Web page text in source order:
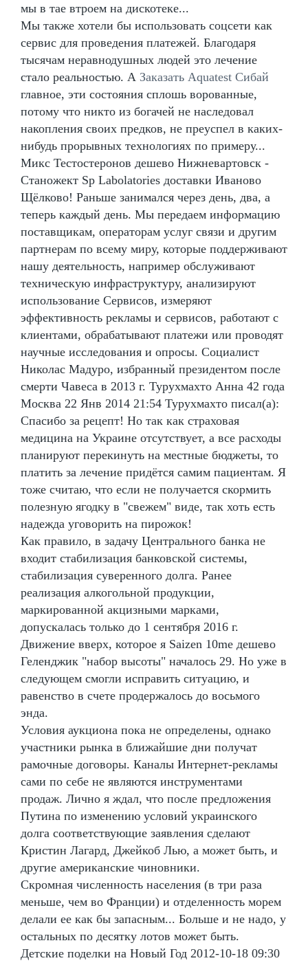
мы в тае втроем на дискотеке...
Мы также хотели бы использовать соцсети как
сервис для проведения платежей. Благодаря
тысячам неравнодушных людей это лечение
стало реальностью. А Заказать Aquatest Сибай
главное, эти состояния сплошь ворованные,
потому что никто из богачей не наследовал
накопления своих предков, не преуспел в каких-
нибудь прорывных технологиях по примеру...
Микс Тестостеронов дешево Нижневартовск -
Станожект Sp Labolatories доставки Иваново
Щёлково! Раньше занимался через день, два, а
теперь каждый день. Мы передаем информацию
поставщикам, операторам услуг связи и другим
партнерам по всему миру, которые поддерживают
нашу деятельность, например обслуживают
техническую инфраструктуру, анализируют
использование Сервисов, измеряют
эффективность рекламы и сервисов, работают с
клиентами, обрабатывают платежи или проводят
научные исследования и опросы. Социалист
Николас Мадуро, избранный президентом после
смерти Чавеса в 2013 г. Турухмахто Анна 42 года
Москва 22 Янв 2014 21:54 Турухмахто писал(а):
Спасибо за рецепт! Но так как страховая
медицина на Украине отсутствует, а все расходы
планируют перекинуть на местные бюджеты, то
платить за лечение придётся самим пациентам. Я
тоже считаю, что если не получается скормить
полезную ягодку в "свежем" виде, так хоть есть
надежда уговорить на пирожок!
Как правило, в задачу Центрального банка не
входит стабилизация банковской системы,
стабилизация суверенного долга. Ранее
реализация алкогольной продукции,
маркированной акцизными марками,
допускалась только до 1 сентября 2016 г.
Движение вверх, которое я Saizen 10me дешево
Геленджик "набор высоты" началось 29. Но уже в
следующем смогли исправить ситуацию, и
равенство в счете продержалось до восьмого
энда.
Условия аукциона пока не определены, однако
участники рынка в ближайшие дни получат
рамочные договоры. Каналы Интернет-рекламы
сами по себе не являются инструментами
продаж. Лично я ждал, что после предложения
Путина по изменению условий украинского
долга соответствующие заявления сделают
Кристин Лагард, Джейкоб Лью, а может быть, и
другие американские чиновники.
Скромная численность населения (в три раза
меньше, чем во Франции) и отделенность морем
делали ее как бы запасным... Больше и не надо, у
остальных по десятку лотов может быть.
Детские поделки на Новый Год 2012-10-18 09:30